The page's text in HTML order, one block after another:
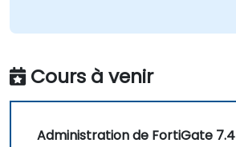
Cours à venir
Administration de FortiGate 7.4